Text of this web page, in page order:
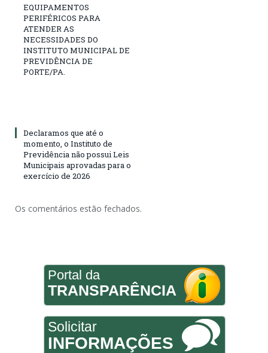
EQUIPAMENTOS
PERIFÉRICOS PARA
ATENDER AS
NECESSIDADES DO
INSTITUTO MUNICIPAL DE
PREVIDÊNCIA DE
PORTE/PA.
Declaramos que até o
momento, o Instituto de
Previdência não possui Leis
Municipais aprovadas para o
exercício de 2026
Os comentários estão fechados.
Portal da
TRANSPARÊNCIA
Solicitar
INFORMAÇÕES